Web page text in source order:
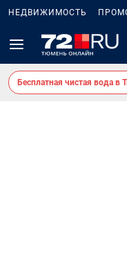
НЕДВИЖИМОСТЬ
Бесплатная чистая вода в